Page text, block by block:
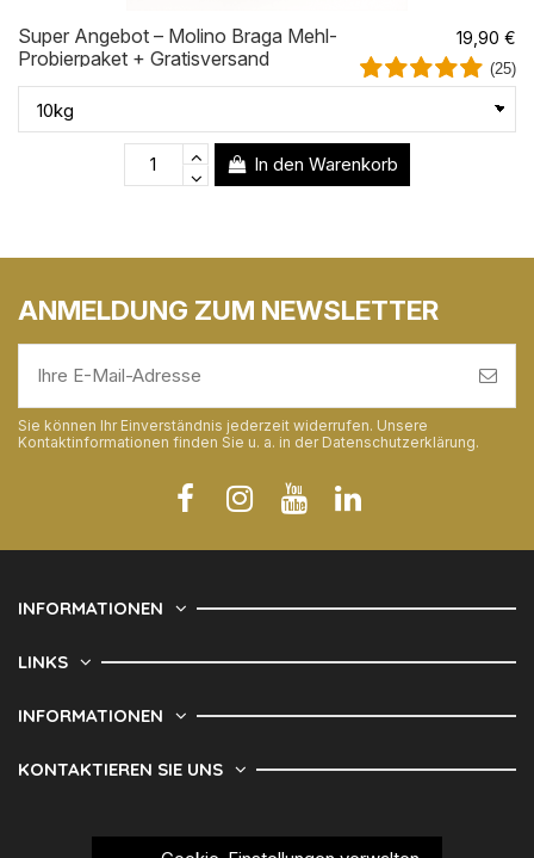
Super Angebot – Molino Braga Mehl-
Probierpaket + Gratisversand
19,90 €
(25)
In den Warenkorb
ANMELDUNG ZUM NEWSLETTER
Sie können Ihr Einverständnis jederzeit widerrufen. Unsere
Kontaktinformationen finden Sie u. a. in der Datenschutzerklärung.
INFORMATIONEN
LINKS
INFORMATIONEN
KONTAKTIEREN SIE UNS